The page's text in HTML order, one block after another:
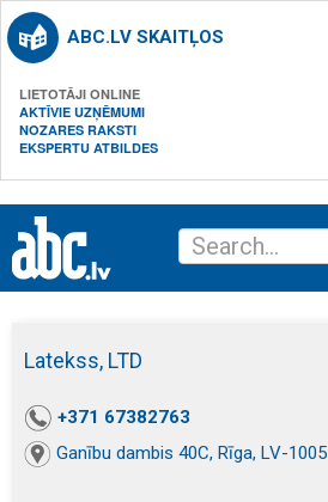
ABC.LV SKAITĻOS
LIETOTĀJI ONLINE
AKTĪVIE UZŅĒMUMI
NOZARES RAKSTI
EKSPERTU ATBILDES
Latekss, LTD
+371 67382763
Ganību dambis 40C, Rīga, LV-1005